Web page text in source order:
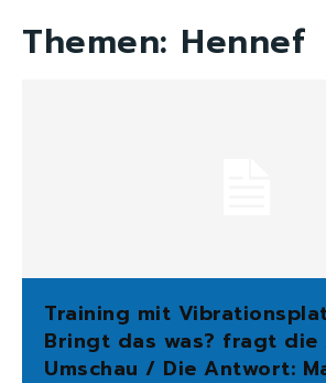
Themen: Hennef
Training mit
Bringt das was? fragt die
Umschau / Die Antwort: